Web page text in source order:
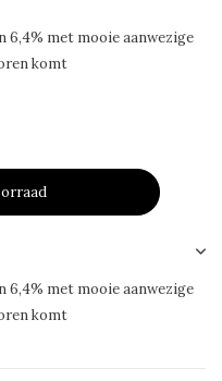
6,4% met mooie aanwezige
komt
6,4% met mooie aanwezige
komt